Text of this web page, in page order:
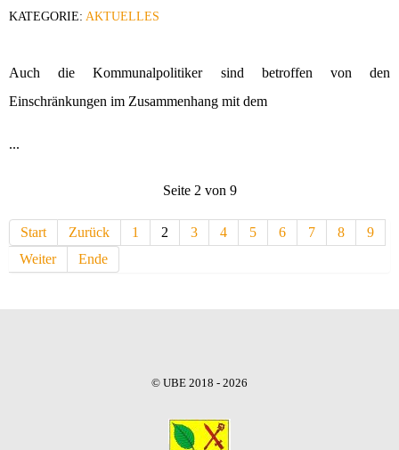
KATEGORIE: AKTUELLES
Auch die Kommunalpolitiker sind betroffen von den
Einschränkungen im Zusammenhang mit dem
...
Seite 2 von 9
Start Zurück 1 2 3 4 5 6 7 8
9
Weiter
Ende
© UBE 2018 - 2026